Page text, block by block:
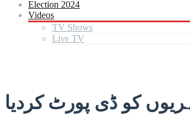
Election 2024
Videos
TV Shows
Live TV